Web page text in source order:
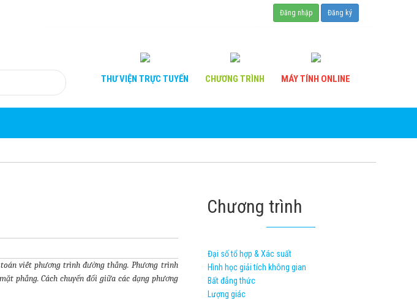
Đăng nhập Đăng ký
THƯ VIỆN TRỰC TUYẾN CHƯƠNG TRÌNH MÁY TÍNH ONLINE
viết phương trình đường thẳng. Phương trình
phẳng. Cách chuyển đổi giữa các dạng phương
Chương trình
Đại số tổ hợp & Xác suất
Hình học giải tích không gian
Bất đẳng thức
Lượng giác